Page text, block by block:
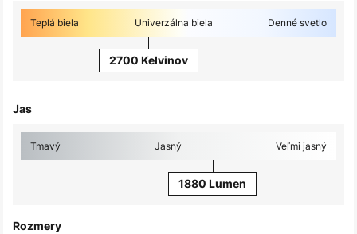
Teplá biela Univerzálna biela Denné svetlo
2700 Kelvinov
Jas
Tmavý Jasný Veľmi jasný
1880 Lumen
Rozmery